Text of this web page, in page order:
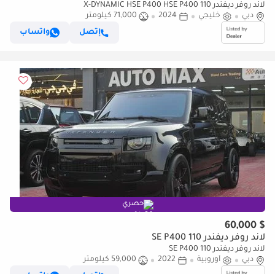
لاند روفر ديفندر 110 X-DYNAMIC HSE P400 HSE P400
دبي
خليجي 2024
71,000 كيلومتر
إتصل
واتساب
حصري
$ 60,000
لاند روفر ديفندر 110 SE P400
لاند روفر ديفندر 110 SE P400
دبي
أوروبية 2022
59,000 كيلومتر